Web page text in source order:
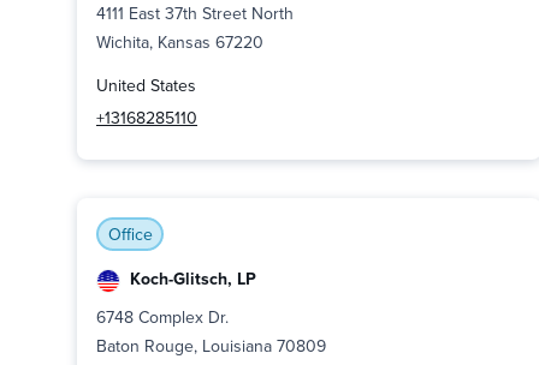
4111 East 37th Street North
Wichita, Kansas 67220
United States
+13168285110
Office
Koch-Glitsch, LP
6748 Complex Dr.
Baton Rouge, Louisiana 70809